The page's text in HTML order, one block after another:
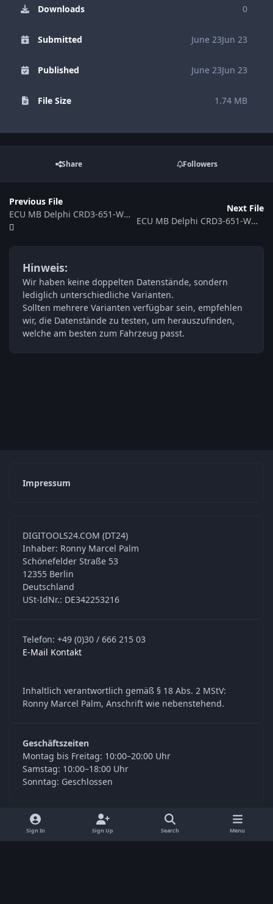
Downloads 0
Submitted June 23Jun 23
Published June 23Jun 23
File Size 1.74 MB
Share Followers
Previous File
ECU MB Delphi CRD3-651-WMI85D3-176WD-125kw-3JDFIV-EU6MPE_LH-EF-21_DLuE_TestV
Next File
ECU MB Delphi CRD3-651-WMI77D1-246WM-80kw-3JDFIV-EU5OP_LH-EF-05_ME123001
Hinweis:
Wir haben keine doppelten Datenstände, sondern
lediglich unterschiedliche Varianten.
Sollten mehrere Varianten verfügbar sein, empfehlen
wir, die Datenstände zu testen, um herauszufinden,
welche am besten zum Fahrzeug passt.
Impressum
DIGITOOLS24.COM (DT24)
Inhaber: Ronny Marcel Palm
Schönefelder Straße 53
12355 Berlin
Deutschland
USt-IdNr.: DE342253216
Telefon: +49 (0)30 / 666 215 03
E-Mail Kontakt
Inhaltlich verantwortlich gemäß § 18 Abs. 2 MStV:
Ronny Marcel Palm, Anschrift wie nebenstehend.
Geschäftszeiten
Montag bis Freitag: 10:00–20:00 Uhr
Samstag: 10:00–18:00 Uhr
Sonntag: Geschlossen
o
f
a
Sign In Sign Up Search Menu